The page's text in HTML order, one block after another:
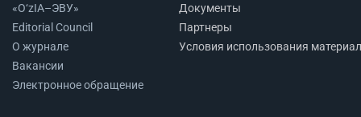
«O‘zIA–ЭВУ»
Editorial Council
О журнале
Вакансии
Электронное обращение
Документы
Партнеры
Условия использования